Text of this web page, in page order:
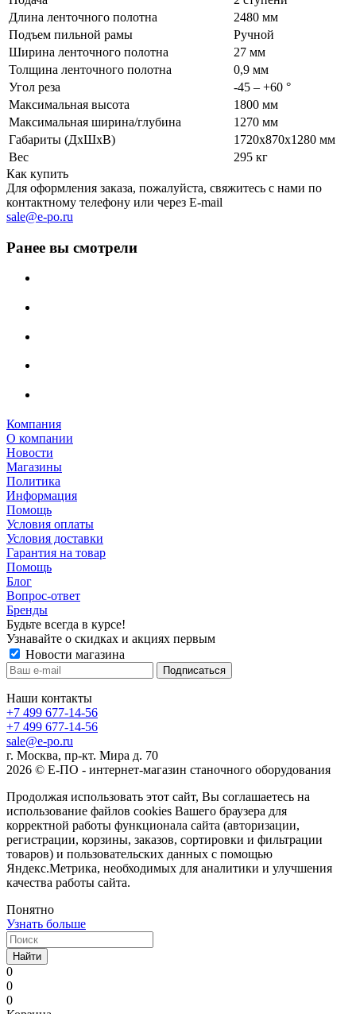
Длина ленточного полотна
2480 мм
Подъем пильной рамы
Ручной
Ширина ленточного полотна
27 мм
Толщина ленточного полотна
0,9 мм
Угол реза
-45 – +60 °
Максимальная высота
1800 мм
Максимальная ширина/глубина
1270 мм
Габариты (ДхШхВ)
1720х870х1280 мм
Вес
295 кг
Как купить
Для оформления заказа, пожалуйста, свяжитесь с нами по
контактному телефону или через E-mail
sale@e-po.ru
Ранее вы смотрели
Компания
О компании
Новости
Магазины
Политика
Информация
Помощь
Условия оплаты
Условия доставки
Гарантия на товар
Помощь
Блог
Вопрос-ответ
Бренды
Будьте всегда в курсе!
Узнавайте о скидках и акциях первым
Новости магазина
Наши контакты
+7 499 677-14-56
+7 499 677-14-56
sale@e-po.ru
г. Москва, пр-кт. Мира д. 70
2026 © Е-ПО - интернет-магазин станочного оборудования
Продолжая использовать этот сайт, Вы соглашаетесь на
использование файлов cookies Вашего браузера для
корректной работы функционала сайта (авторизации,
регистрации, корзины, заказов, сортировки и фильтрации
товаров) и пользовательских данных с помощью
Яндекс.Метрика, необходимых для аналитики и улучшения
качества работы сайта.
Понятно
Узнать больше
Найти
0
0
0